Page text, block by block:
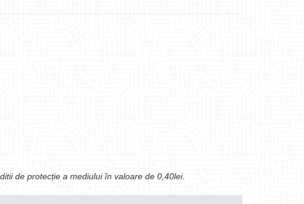
de protecție a mediului în valoare de 0,40lei.